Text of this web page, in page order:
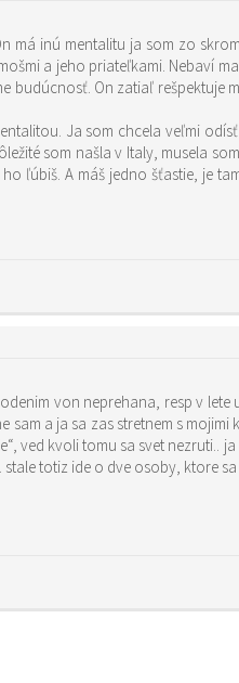
má inú mentalitu ja som zo
a jeho priateľkami. Nebaví
budúcnosť. On zatiaľ rešpektuje
Ja som chcela veľmi
som našla v Italy, musela
ľúbiš. A máš jedno šťastie, je
von neprehana, resp v
a ja sa zas stretnem s mojimi
ved kvoli tomu sa svet nezruti..
totiz ide o dve osoby, ktore